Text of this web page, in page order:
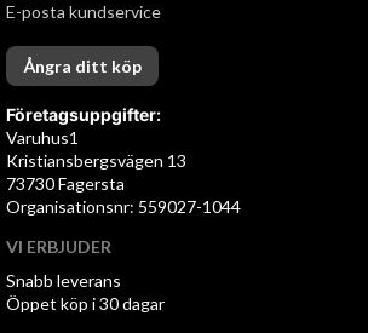
E-posta kundservice
Ångra ditt köp
Företagsuppgifter:
Varuhus1
Kristiansbergsvägen 13
73730 Fagersta
Organisationsnr: 559027-1044
VI ERBJUDER
Snabb leverans
Öppet köp i 30 dagar